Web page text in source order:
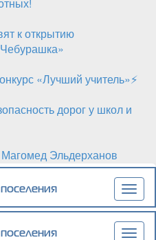
к открытию
«Лучший учитель»⚡️
дорог у школ и
Магомед Эльдерханов
юбилеем